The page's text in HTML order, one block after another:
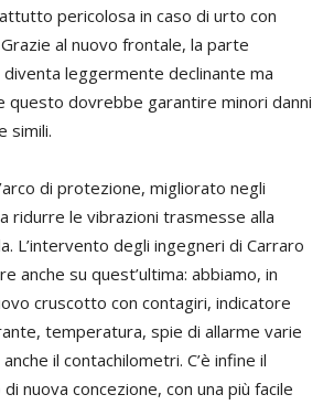
pericolosa in caso di urto con
al nuovo frontale, la parte
leggermente declinante ma
questo dovrebbe garantire minori danni
simili.
di protezione, migliorato negli
ridurre le vibrazioni trasmesse alla
L’intervento degli ingegneri di Carraro
anche su quest’ultima: abbiamo, in
cruscotto con contagiri, indicatore
temperatura, spie di allarme varie
il contachilometri. C’è infine il
nuova concezione, con una più facile